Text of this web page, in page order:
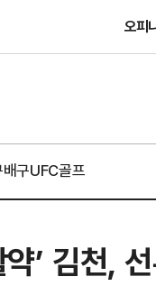
오피
배구UFC골프
’ 김천,